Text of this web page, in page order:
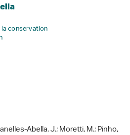
conservation
Abella, J.; Moretti, M.; Pinho,